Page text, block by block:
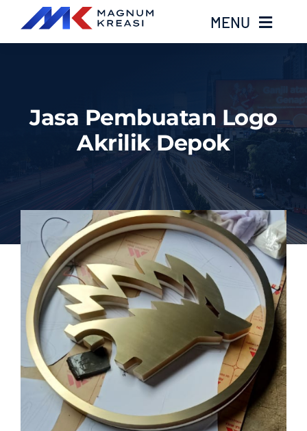
content
MENU
Services
About
Blog
Contact
Jasa Pembuatan Logo
Akrilik Depok